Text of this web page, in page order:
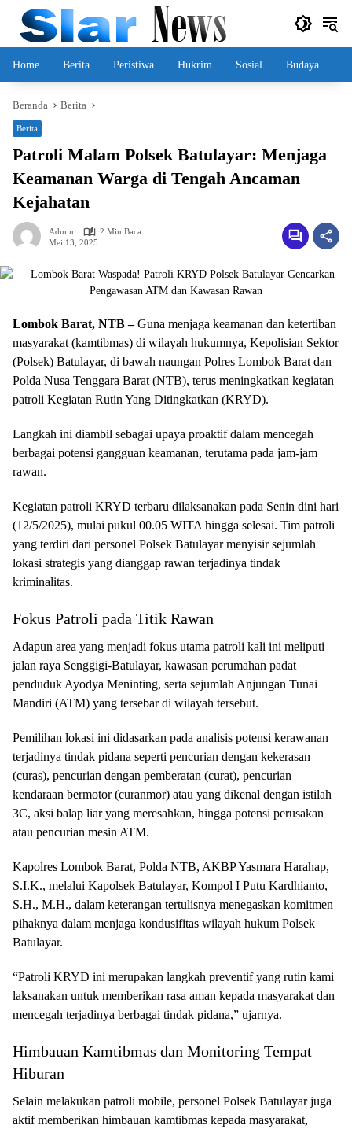
Langsung
konten
Home Berita Peristiwa Hukrim Sosial Budaya
Beranda Berita
Berita
Patroli Malam Polsek Batulayar: Menjaga
Keamanan Warga di Tengah Ancaman
Kejahatan
Admin
2 Min Baca
Mei 13, 2025
Lombok Barat, NTB –Guna menjaga keamanan dan ketertiban
masyarakat (kamtibmas) di wilayah hukumnya, Kepolisian Sektor
(Polsek) Batulayar, di bawah naungan Polres Lombok Barat dan
Polda Nusa Tenggara Barat (NTB), terus meningkatkan kegiatan
patroli Kegiatan Rutin Yang Ditingkatkan (KRYD).
Langkah ini diambil sebagai upaya proaktif dalam mencegah
berbagai potensi gangguan keamanan, terutama pada jam-jam
rawan.
Kegiatan patroli KRYD terbaru dilaksanakan pada Senin dini hari
(12/5/2025), mulai pukul 00.05 WITA hingga selesai. Tim patroli
yang terdiri dari personel Polsek Batulayar menyisir sejumlah
lokasi strategis yang dianggap rawan terjadinya tindak
kriminalitas.
Fokus Patroli pada Titik Rawan
Adapun area yang menjadi fokus utama patroli kali ini meliputi
jalan raya Senggigi-Batulayar, kawasan perumahan padat
penduduk Ayodya Meninting, serta sejumlah Anjungan Tunai
Mandiri (ATM) yang tersebar di wilayah tersebut.
Pemilihan lokasi ini didasarkan pada analisis potensi kerawanan
terjadinya tindak pidana seperti pencurian dengan kekerasan
(curas), pencurian dengan pemberatan (curat), pencurian
kendaraan bermotor (curanmor) atau yang dikenal dengan istilah
3C, aksi balap liar yang meresahkan, hingga potensi perusakan
atau pencurian mesin ATM.
Kapolres Lombok Barat, Polda NTB, AKBP Yasmara Harahap,
S.I.K., melalui Kapolsek Batulayar, Kompol I Putu Kardhianto,
S.H., M.H., dalam keterangan tertulisnya menegaskan komitmen
pihaknya dalam menjaga kondusifitas wilayah hukum Polsek
Batulayar.
“Patroli KRYD ini merupakan langkah preventif yang rutin kami
laksanakan untuk memberikan rasa aman kepada masyarakat dan
mencegah terjadinya berbagai tindak pidana,” ujarnya.
Himbauan Kamtibmas dan Monitoring Tempat
Hiburan
Selain melakukan patroli mobile, personel Polsek Batulayar juga
aktif memberikan himbauan kamtibmas kepada masyarakat,